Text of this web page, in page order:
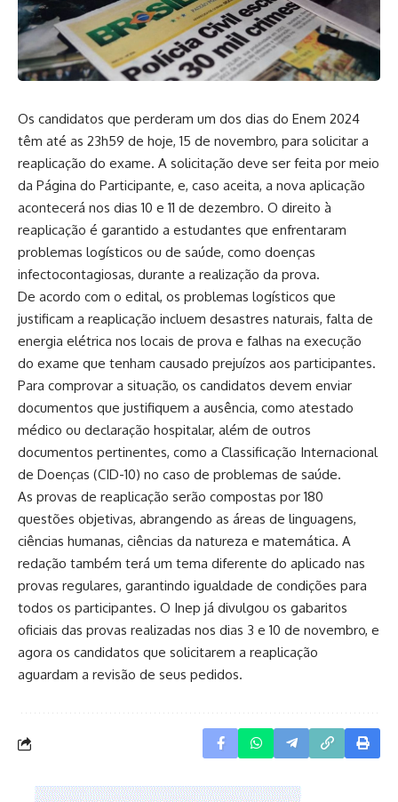
Os candidatos que perderam um dos dias do Enem 2024
têm até as 23h59 de hoje, 15 de novembro, para solicitar a
reaplicação do exame. A solicitação deve ser feita por meio
da Página do Participante, e, caso aceita, a nova aplicação
acontecerá nos dias 10 e 11 de dezembro. O direito à
reaplicação é garantido a estudantes que enfrentaram
problemas logísticos ou de saúde, como doenças
infectocontagiosas, durante a realização da prova.
De acordo com o edital, os problemas logísticos que
justificam a reaplicação incluem desastres naturais, falta de
energia elétrica nos locais de prova e falhas na execução
do exame que tenham causado prejuízos aos participantes.
Para comprovar a situação, os candidatos devem enviar
documentos que justifiquem a ausência, como atestado
médico ou declaração hospitalar, além de outros
documentos pertinentes, como a Classificação Internacional
de Doenças (CID-10) no caso de problemas de saúde.
As provas de reaplicação serão compostas por 180
questões objetivas, abrangendo as áreas de linguagens,
ciências humanas, ciências da natureza e matemática. A
redação também terá um tema diferente do aplicado nas
provas regulares, garantindo igualdade de condições para
todos os participantes. O Inep já divulgou os gabaritos
oficiais das provas realizadas nos dias 3 e 10 de novembro, e
agora os candidatos que solicitarem a reaplicação
aguardam a revisão de seus pedidos.